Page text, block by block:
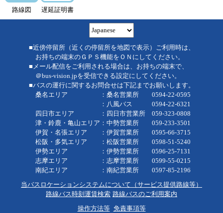
路線図 遅延証明書
■近傍停留所（近くの停留所を地図で表示）ご利用時は、
お持ちの端末のＧＰＳ機能をＯＮにしてください。
■メール配信をご利用される場合は、お持ちの端末で、
＠bus-vision.jpを受信できる設定にしてください。
■バスの運行に関するお問合せは下記までお願いします。
桑名エリア ：桑名営業所 0594-22-0595
：八風バス 0594-22-6321
四日市エリア ：四日市営業所 059-323-0808
津・鈴鹿・亀山エリア：中勢営業所 059-233-3501
伊賀・名張エリア ：伊賀営業所 0595-66-3715
松阪・多気エリア ：松阪営業所 0598-51-5240
伊勢エリア ：伊勢営業所 0596-25-7131
志摩エリア ：志摩営業所 0599-55-0215
南紀エリア ：南紀営業所 0597-85-2196
当バスロケーションシステムについて（サービス提供路線等）
路線バス時刻運賃検索 路線バスのご利用案内
操作方法等 免責事項等